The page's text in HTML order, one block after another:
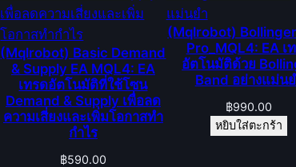
เ
ปิ
ด
คำ
สั่
ง
ซื้
อ
(Mqlrobot) Basic Demand
& Supply EA MQL4: EA
เทรดอัตโนมัติที่ใช้โซน
Demand & Supply เพื่อลด
ความเสี่ยงและเพิ่มโอกาสทำ
กำไร
฿590.00
(Mqlrobot)
Pro_MQL4: EA เ
อัตโนมัติด้วย
Band อย่างแม่น
฿990.00
หยิบใส่ตะกร้า